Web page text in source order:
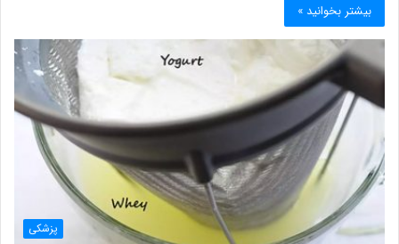
بیشتر بخوانید »
پزشکی